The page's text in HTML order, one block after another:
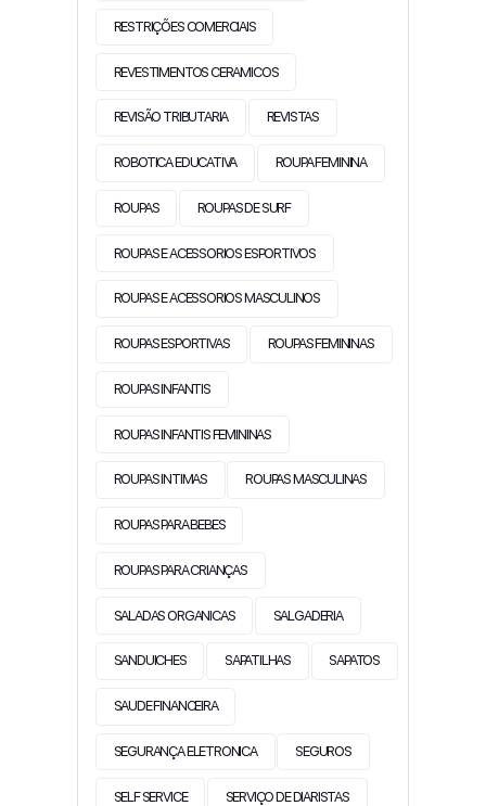
RESTRIÇÕES COMERCIAIS
REVESTIMENTOS CERAMICOS
REVISÃO TRIBUTARIA REVISTAS
ROBOTICA EDUCATIVA ROUPA FEMININA
ROUPAS ROUPAS DE SURF
ROUPAS E ACESSORIOS ESPORTIVOS
ROUPAS E ACESSORIOS MASCULINOS
ROUPAS ESPORTIVAS ROUPAS FEMININAS
ROUPAS INFANTIS
ROUPAS INFANTIS FEMININAS
ROUPAS INTIMAS ROUPAS MASCULINAS
ROUPAS PARA BEBES
ROUPAS PARA CRIANÇAS
SALADAS ORGANICAS SALGADERIA
SANDUICHES SAPATILHAS SAPATOS
SAUDE FINANCEIRA
SEGURANÇA ELETRONICA SEGUROS
SELF SERVICE SERVIÇO DE DIARISTAS